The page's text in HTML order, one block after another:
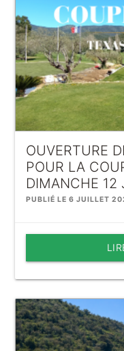
OUVERTURE
POUR LA
DIMANCHE
PUBLIÉ LE 6 JUILLET